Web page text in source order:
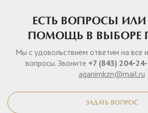
ЕСТЬ ВОПРОСЫ
ПОМОЩЬ В ВЫБОРЕ
Мы с удовольствием ответим на все
вопросы. Звоните +7 (843) 204-
aganimkzn@mail.ru
ЗАДАТЬ ВОПРОС